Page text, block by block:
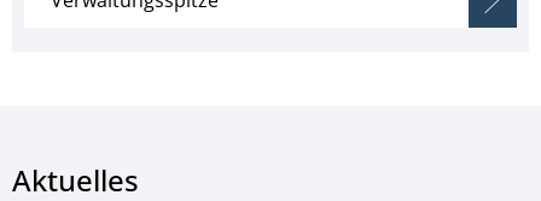
Aktuelles